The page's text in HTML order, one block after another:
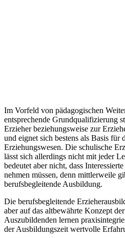
Im Vorfeld von pädagogischen
entsprechende Grundqualifizierung
Erzieher beziehungsweise zur
und eignet sich bestens als Basis für
Erziehungswesen. Die schulische
lässt sich allerdings nicht mit jeder
bedeutet aber nicht, dass
nehmen müssen, denn mittlerweile
berufsbegleitende Ausbildung.
Die berufsbegleitende
aber auf das altbewährte Konzept
Auszubildenden lernen
der Ausbildungszeit wertvolle